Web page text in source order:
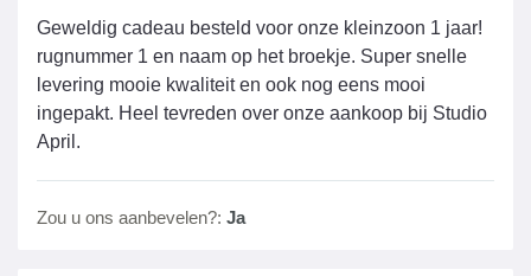
Geweldig cadeau besteld voor onze kleinzoon 1 jaar!
rugnummer 1 en naam op het broekje. Super snelle
levering mooie kwaliteit en ook nog eens mooi
ingepakt. Heel tevreden over onze aankoop bij Studio
April.
Zou u ons aanbevelen?: Ja